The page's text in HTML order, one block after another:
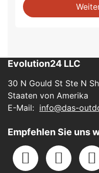
Evolution24 LLC
30 N Gould St Ste N
Staaten von Amerika
E-Mail: info@das-
Empfehlen Sie uns